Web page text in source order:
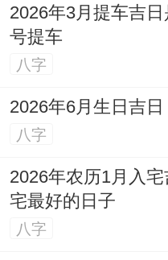
他们往往相信自己
或忘记他人的想法
不安跟着无礼,完了
另一方面 属猴女的
估计会产生对属龙
会计划长远；也不
在这意思是他们困
2026年3月提车吉
号提车
八字
2026年6月生日吉日
八字
2026年农历1月入
宅最好的日子
八字